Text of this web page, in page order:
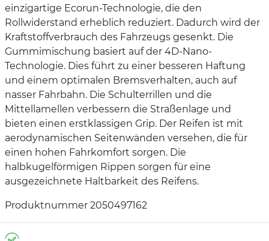
einzigartige Ecorun-Technologie, die den
Rollwiderstand erheblich reduziert. Dadurch wird der
Kraftstoffverbrauch des Fahrzeugs gesenkt. Die
Gummimischung basiert auf der 4D-Nano-
Technologie. Dies führt zu einer besseren Haftung
und einem optimalen Bremsverhalten, auch auf
nasser Fahrbahn. Die Schulterrillen und die
Mittellamellen verbessern die Straßenlage und
bieten einen erstklassigen Grip. Der Reifen ist mit
aerodynamischen Seitenwänden versehen, die für
einen hohen Fahrkomfort sorgen. Die
halbkugelförmigen Rippen sorgen für eine
ausgezeichnete Haltbarkeit des Reifens.
Produktnummer 2050497162